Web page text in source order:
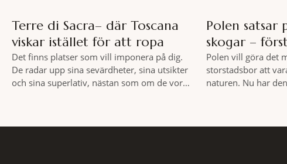
Terre di Sacra– där Toscana
viskar istället för att ropa
Det finns platser som vill imponera på dig.
De radar upp sina sevärdheter, sina utsikter
och sina superlativ, nästan som om de vore
Polen satsar
skogar –
Polen vill göra det
storstadsbor att
naturen. Nu har